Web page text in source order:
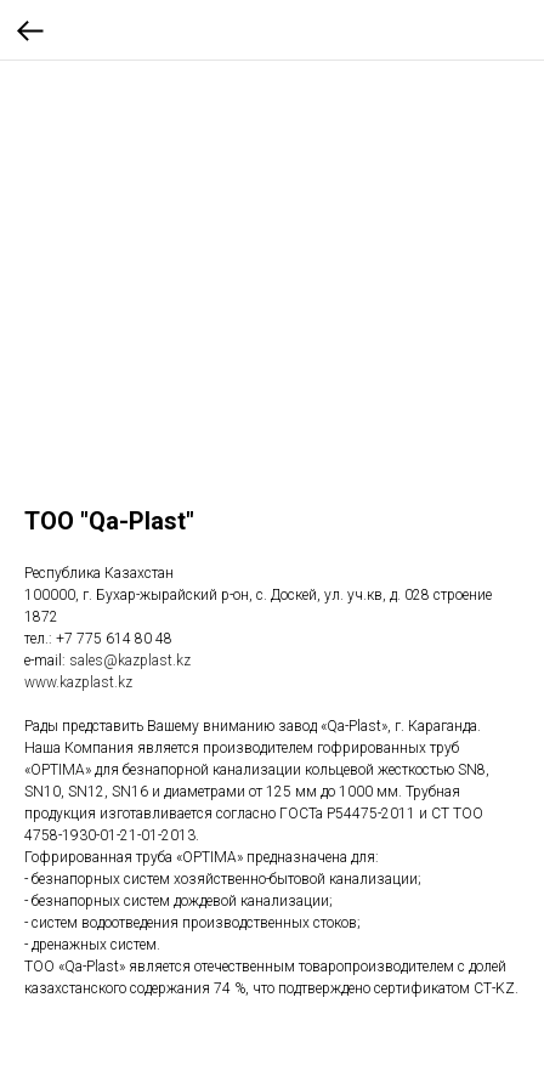
TOO "Qa-Plast"
Республика Казахстан
100000, г. Бухар-жырайский р-он, с. Доскей, ул. уч.кв, д. 028 строение
1872
тел.: +7 775 614 80 48
e-mail: sales@kazplast.kz
www.kazplast.kz
Рады представить Вашему вниманию завод «Qa-Plast», г. Караганда.
Наша Компания является производителем гофрированных труб
«OPTIMA» для безнапорной канализации кольцевой жесткостью SN8,
SN10, SN12, SN16 и диаметрами от 125 мм до 1000 мм. Трубная
продукция изготавливается согласно ГОСТа Р54475-2011 и СТ ТОО
4758-1930-01-21-01-2013.
Гофрированная труба «OPTIMA» предназначена для:
- безнапорных систем хозяйственно-бытовой канализации;
- безнапорных систем дождевой канализации;
- систем водоотведения производственных стоков;
- дренажных систем.
ТОО «Qa-Plast» является отечественным товаропроизводителем с долей
казахстанского содержания 74 %, что подтверждено сертификатом СТ-KZ.